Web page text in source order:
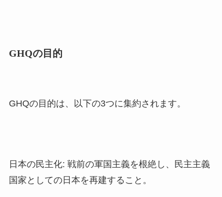
GHQの目的
GHQの目的は、以下の3つに集約されます。
日本の民主化: 戦前の軍国主義を根絶し、民主主義
国家としての日本を再建すること。